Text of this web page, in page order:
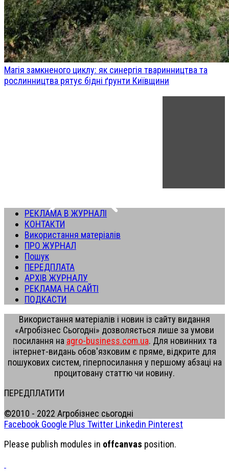
Магія замкненого циклу: як синергія тваринництва та
рослинництва рятує бідні ґрунти Київщини
РЕКЛАМА В ЖУРНАЛІ
КОНТАКТИ
Використання матеріалів
ПРО ЖУРНАЛ
Пошук
ПЕРЕДПЛАТА
АРХІВ ЖУРНАЛУ
РЕКЛАМА НА САЙТІ
ПОДКАСТИ
Використання матеріалів і новин із сайту видання
«Агробізнес Сьогодні» дозволяється лише за умови
посилання на agro-business.com.ua. Для новинних та
інтернет-видань обов'язковим є пряме, відкрите для
пошукових систем, гіперпосилання у першому абзаці на
процитовану статтю чи новину.
ПЕРЕДПЛАТИТИ
©2010 - 2022 Агробізнес сьогодні
Facebook Google Plus Twitter Linkedin Pinterest
Please publish modules in offcanvas position.